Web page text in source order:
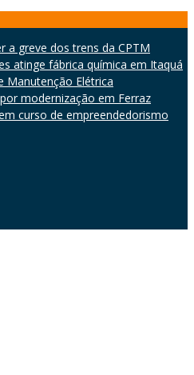
a greve dos trens da CPTM
atinge fábrica química em Itaquá
Manutenção Elétrica
modernização em Ferraz
curso de empreendedorismo